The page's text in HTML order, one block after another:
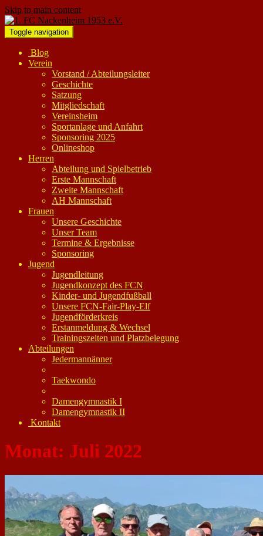
Skip to main content
Toggle navigation
Blog
Verein
Vorstand / Abteilungsleiter
Geschichte
Satzung
Mitgliedschaft
Vereinsheim
Sportanlage und Anfahrt
Sponsoring 2025
Onlineshop
Herren
Abteilung und Spielbetrieb
Erste Mannschaft
Zweite Mannschaft
AH Mannschaft
Frauen
Unsere Geschichte
Unser Team
Termine & Ergebnisse
Sponsoring
Jugend
Jugendleitung
Jugendkonzept des FCN
Kinder- und Jugendfußball
Unsere FCN-Fair-Play-Elf
Jugendförderkreis
Erstanmeldung & Wechsel
Trainingszeiten und Platzbelegung
Abteilungen
Jedermannänner
Taekwondo
Damengymnastik I
Damengymnastik II
Kontakt
Monat: Juli 2022